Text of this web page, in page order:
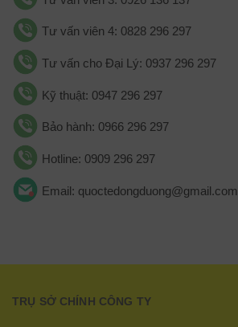
Tư vấn viên 4: 0828 296 297
Tư vấn cho Đại Lý: 0937 296 297
Kỹ thuật: 0947 296 297
Bảo hành: 0966 296 297
Hotline: 0909 296 297
Email: quoctedongduong@gmail.com
TRỤ SỞ CHÍNH CÔNG TY